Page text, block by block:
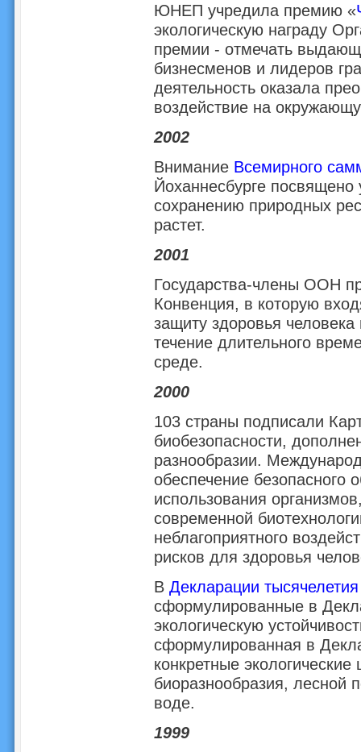
ЮНЕП учредила премию «
экологическую награду
премии - отмечать
бизнесменов и лидеров
деятельность оказала
воздействие на
2002
Внимание Всемирного
Йоханнесбурге
сохранению природных
растет.
2001
Государства-члены ООН
Конвенция, в которую
защиту здоровья
течение длительного
среде.
2000
103 страны подписали
биобезопасности,
разнообразии.
обеспечение безопасного
использования
современной
неблагоприятного
рисков для здоровья
В Декларации тысячелетия
сформулированные в
экологическую
сформулированная в
конкретные
биоразнообразия, лесной
воде.
1999